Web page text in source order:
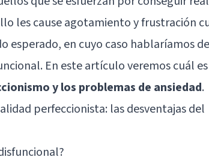
les cause agotamiento y frustración
esperado, en cuyo caso hablaríamos
En este artículo veremos cuál es
y los problemas de ansiedad.
perfeccionista: las desventajas del